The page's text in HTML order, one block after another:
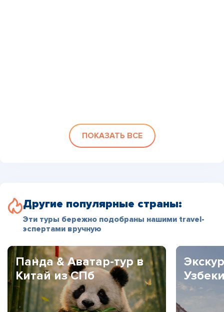
ПОКАЗАТЬ ВСЕ
Другие популярные страны:
Эти туры бережно подобраны нашими travel-
эспертами вручную
Панда & Аватар-тур в
Китай из СПб